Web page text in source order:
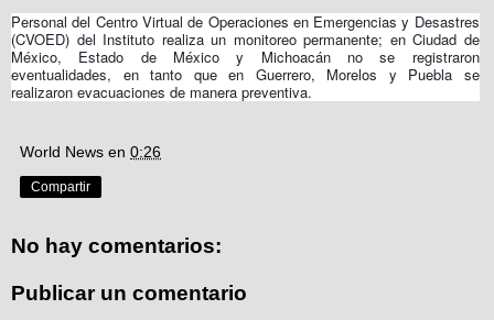
Personal del Centro Virtual de Operaciones en Emergencias y Desastres
(CVOED) del Instituto realiza un monitoreo permanente; en Ciudad de
México, Estado de México y Michoacán no se registraron
eventualidades, en tanto que en Guerrero, Morelos y Puebla se
realizaron evacuaciones de manera preventiva.
World News en 0:26
Compartir
No hay comentarios:
Publicar un comentario